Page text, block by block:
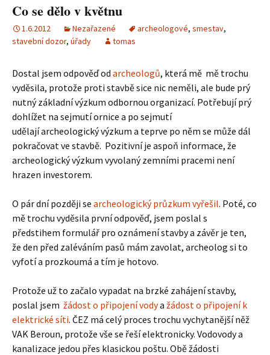
Co se dělo v květnu
1.6.2012 Nezařazené archeologové, smestav,
stavební dozor, úřady tomas
Dostal jsem odpověď od archeologů, která mě mě trochu
vyděsila, protože proti stavbě sice nic neměli, ale bude prý
nutný základní výzkum odbornou organizací. Potřebují prý
dohlížet na sejmutí ornice a po sejmutí
udělají archeologický výzkum a teprve po něm se může dál
pokračovat ve stavbě. Pozitivní je aspoň informace, že
archeologický výzkum vyvolaný zemními pracemi není
hrazen investorem.
O pár dní později se archeologický průzkum vyřešil. Poté, co
mě trochu vyděsila první odpověď, jsem poslal s
předstihem formulář pro oznámení stavby a závěr je ten,
že den před zaléváním pasů mám zavolat, archeolog si to
vyfotí a prozkoumá a tím je hotovo.
Protože už to začalo vypadat na brzké zahájení stavby,
poslal jsem žádost o připojení vodya žádost o připojení k
elektrické síti. ČEZ má celý proces trochu vychytanější něž
VAK Beroun, protože vše se řeší elektronicky. Vodovody a
kanalizace jedou přes klasickou poštu. Obě žádosti